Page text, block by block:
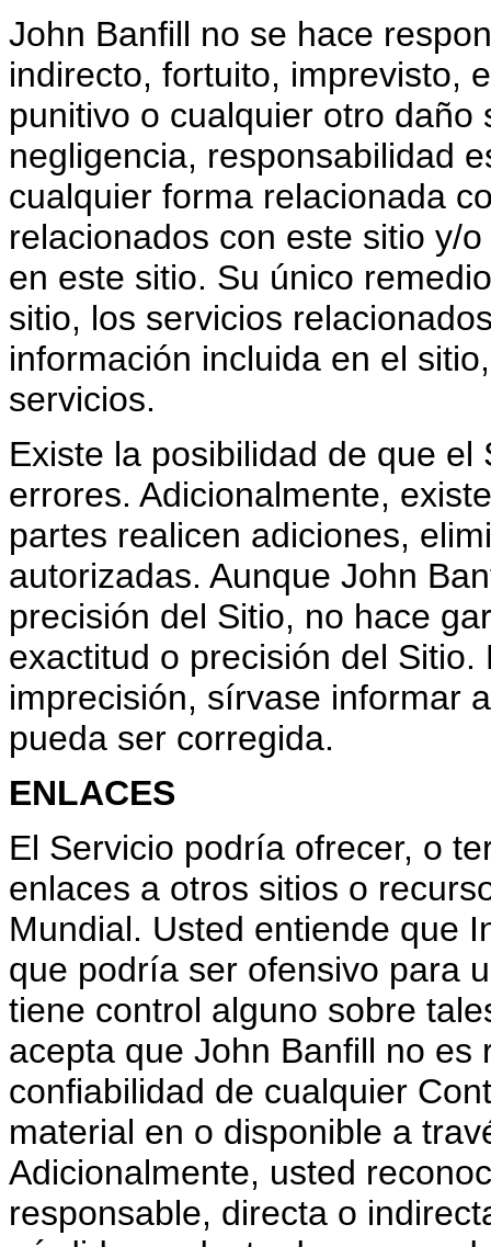
John Banfill no se hace
indirecto, fortuito, imprevisto,
punitivo o cualquier otro
negligencia, responsabilidad
cualquier forma relacionada
relacionados con este sitio y/
en este sitio. Su único
sitio, los servicios
información incluida en el
servicios.
Existe la posibilidad de que
errores. Adicionalmente,
partes realicen adiciones,
autorizadas. Aunque John
precisión del Sitio, no hace
exactitud o precisión del
imprecisión, sírvase informar
pueda ser corregida.
ENLACES
El Servicio podría ofrecer, o
enlaces a otros sitios o
Mundial. Usted entiende que
que podría ser ofensivo para
tiene control alguno sobre
acepta que John Banfill no
confiabilidad de cualquier
material en o disponible a
Adicionalmente, usted
responsable, directa o